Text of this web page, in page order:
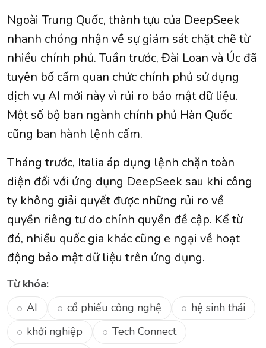
Ngoài Trung Quốc, thành tựu của DeepSeek
nhanh chóng nhận về sự giám sát chặt chẽ từ
nhiều chính phủ. Tuần trước, Đài Loan và Úc đã
tuyên bố cấm quan chức chính phủ sử dụng
dịch vụ AI mới này vì rủi ro bảo mật dữ liệu.
Một số bộ ban ngành chính phủ Hàn Quốc
cũng ban hành lệnh cấm.
Tháng trước, Italia áp dụng lệnh chặn toàn
diện đối với ứng dụng DeepSeek sau khi công
ty không giải quyết được những rủi ro về
quyền riêng tư do chính quyền đề cập. Kể từ
đó, nhiều quốc gia khác cũng e ngại về hoạt
động bảo mật dữ liệu trên ứng dụng.
Từ khóa:
AI
cổ phiếu công nghệ
hệ sinh thái
khởi nghiệp
Tech Connect